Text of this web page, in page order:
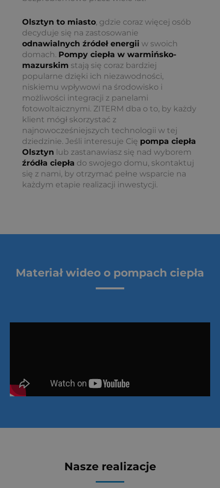
Olsztyn to miasto, gdzie coraz więcej osób
decyduje się na zastosowanie
odnawialnych źródeł energii w swoich
domach. Pompy ciepła w warmińsko-
mazurskim stają się coraz bardziej
popularne dzięki ich niezawodności,
niskiemu wpływowi na środowisko i
możliwości integracji z panelami
fotowoltaicznymi. ZITERM dba o to, by każdy
klient mógł skorzystać z
najnowocześniejszych technologii w tej
dziedzinie. Jeśli interesuje Cię pompa ciepła
Olsztyn lub zastanawiasz się nad wyborem
źródła ciepła do swojego domu, skontaktuj
się z nami, by otrzymać pełne wsparcie na
każdym etapie realizacji inwestycji.
Materiał wideo o pompach ciepła
Nasze realizacje